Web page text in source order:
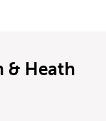
& Heath